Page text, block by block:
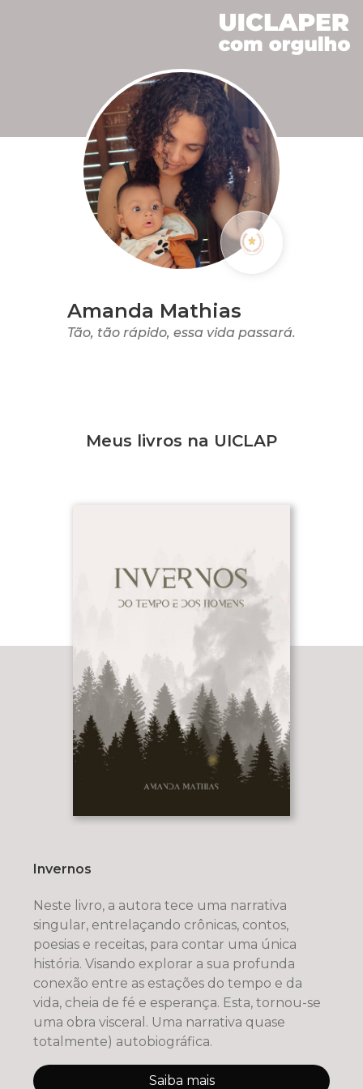
Amanda Mathias
Tão, tão rápido, essa vida passará.
Meus livros na UICLAP
Invernos
Neste livro, a autora tece uma narrativa
singular, entrelaçando crônicas, contos,
poesias e receitas, para contar uma única
história. Visando explorar a sua profunda
conexão entre as estações do tempo e da
vida, cheia de fé e esperança. Esta, tornou-se
uma obra visceral. Uma narrativa quase
totalmente) autobiográfica.
Saiba mais